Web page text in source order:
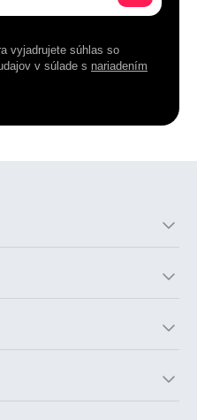
vyjadrujete súhlas so
v súlade s nariadením